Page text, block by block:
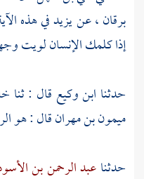
برقان ،عنيزيدفي هذه
إذا كلمك الإنسان لويت
حدثنا ابن وكيع قال : ثنا
ميمون بن مهرانقال : هو
حدثناعبد الرحمن بن